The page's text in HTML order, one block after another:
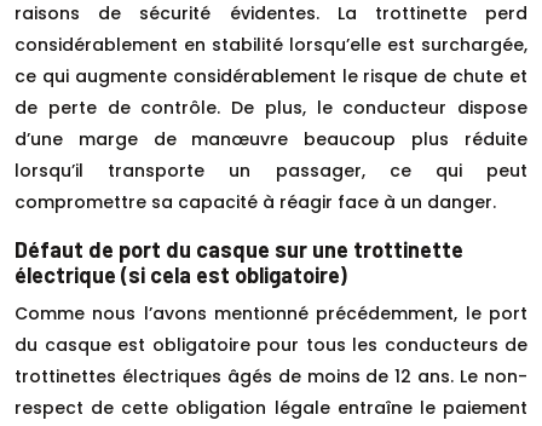
raisons de sécurité évidentes. La trottinette perd
considérablement en stabilité lorsqu’elle est surchargée,
ce qui augmente considérablement le risque de chute et
de perte de contrôle. De plus, le conducteur dispose
d’une marge de manœuvre beaucoup plus réduite
lorsqu’il transporte un passager, ce qui peut
compromettre sa capacité à réagir face à un danger.
Défaut de port du casque sur une trottinette
électrique (si cela est obligatoire)
Comme nous l’avons mentionné précédemment, le port
du casque est obligatoire pour tous les conducteurs de
trottinettes électriques âgés de moins de 12 ans. Le non-
respect de cette obligation légale entraîne le paiement